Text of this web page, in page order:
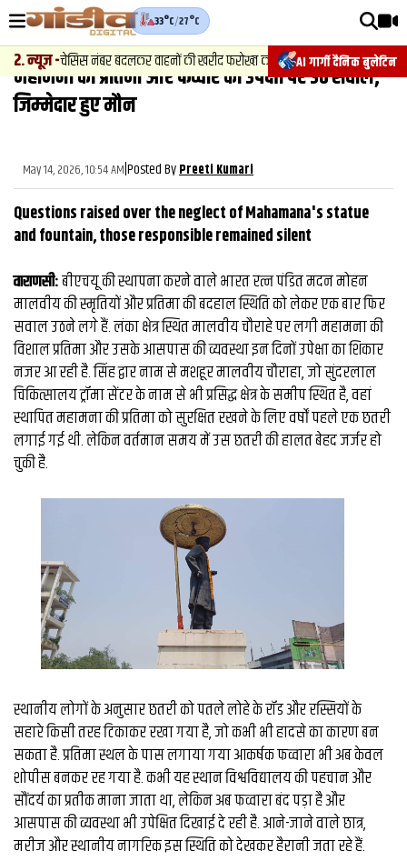
AI गार्गी दैनिक बुलेटिन
33°C/27°C
न्यूज़-चेसिस नंबर बदलकर वाहनों की खरीद फरोख्‍त का खुलासा, मुन्ना बजरंगी के गुर्गे और
वीडियोज़
वाराणसी न्यूज़
राजनीति
फिल्मी
साहित्य
संस्कृति
ख़ान पान और जीवनशैली
अंतरराष्ट्रीय
फैक्ट चेक
व्यापार
मौसम
महामना की प्रतिमा और फव्वारे की उपेक्षा पर उठे सवाल,
जिम्‍मेदार हुए मौन
May 14, 2026, 10:54 AM|Posted ByPreeti Kumari
Questions raised over the neglect of Mahamana's statue
and fountain, those responsible remained silent
वाराणसी:बीएचयू की स्थापना करने वाले भारत रत्न पंडित मदन मोहन
मालवीय की स्मृतियों और प्रतिमा की बदहाल स्थिति को लेकर एक बार फिर
सवाल उठने लगे हैं. लंका क्षेत्र स्थित मालवीय चौराहे पर लगी महामना की
विशाल प्रतिमा और उसके आसपास की व्यवस्था इन दिनों उपेक्षा का शिकार
नजर आ रही है. सिंह द्वार नाम से मशहूर मालवीय चौराहा, जो सुंदरलाल
चिकित्सालय ट्रॉमा सेंटर के नाम से भी प्रसिद्ध क्षेत्र के समीप स्थित है, वहां
स्थापित महामना की प्रतिमा को सुरक्षित रखने के लिए वर्षों पहले एक छतरी
लगाई गई थी. लेकिन वर्तमान समय में उस छतरी की हालत बेहद जर्जर हो
चुकी है.
स्थानीय लोगों के अनुसार छतरी को पतले लोहे के रॉड और रस्सियों के
सहारे किसी तरह टिकाकर रखा गया है, जो कभी भी हादसे का कारण बन
सकता है. प्रतिमा स्थल के पास लगाया गया आकर्षक फव्वारा भी अब केवल
शोपीस बनकर रह गया है. कभी यह स्थान विश्वविद्यालय की पहचान और
सौंदर्य का प्रतीक माना जाता था, लेकिन अब फव्वारा बंद पड़ा है और
आसपास की व्यवस्था भी उपेक्षित दिखाई दे रही है. आने-जाने वाले छात्र,
मरीज और स्थानीय नागरिक इस स्थिति को देखकर हैरानी जता रहे हैं.